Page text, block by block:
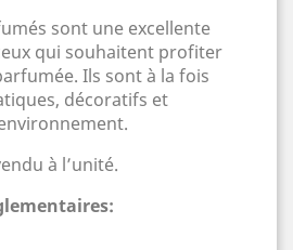
sont une excellente
qui souhaitent profiter
Ils sont à la fois
décoratifs et
à l’unité.